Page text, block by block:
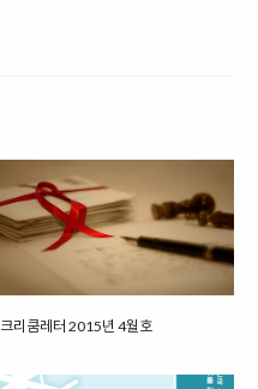
크리쿰레터 2015년 4월호